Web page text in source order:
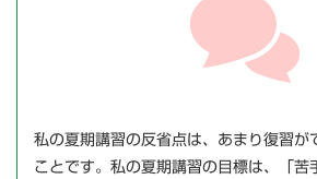
私の夏期講習の反省点は、あまり復習が
ことです。私の夏期講習の目標は、「苦